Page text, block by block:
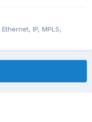
IP, MPLS,